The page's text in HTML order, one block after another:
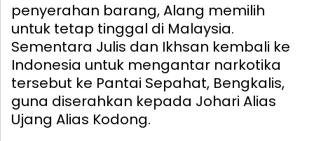
penyerahan barang, Alang memilih
untuk tetap tinggal di Malaysia.
Sementara Julis dan Ikhsan kembali ke
Indonesia untuk mengantar narkotika
tersebut ke Pantai Sepahat, Bengkalis,
guna diserahkan kepada Johari Alias
Ujang Alias Kodong.